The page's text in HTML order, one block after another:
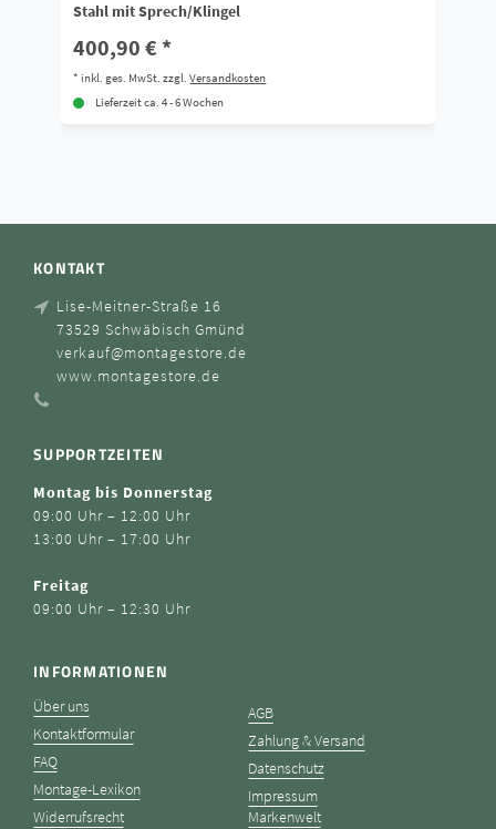
Stahl mit Sprech/Klingel
400,90 € *
*inkl. ges. MwSt. zzgl.Versandkosten
Lieferzeit ca. 4 - 6 Wochen
KONTAKT
Lise-Meitner-Straße 16
73529 Schwäbisch Gmünd
verkauf@montagestore.de
www.montagestore.de
SUPPORTZEITEN
Montag bis Donnerstag
09:00 Uhr – 12:00 Uhr
13:00 Uhr – 17:00 Uhr
Freitag
09:00 Uhr – 12:30 Uhr
INFORMATIONEN
Über uns
Kontaktformular
FAQ
Montage-Lexikon
Widerrufsrecht
AGB
Zahlung & Versand
Datenschutz
Impressum
Markenwelt